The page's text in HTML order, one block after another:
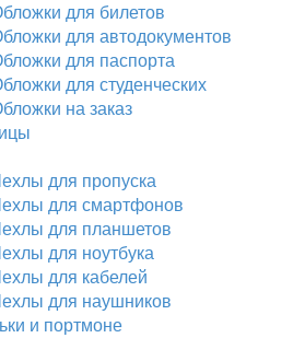
для билетов
для автодокументов
для паспорта
для студенческих
на заказ
для пропуска
для смартфонов
для планшетов
для ноутбука
для кабелей
для наушников
и портмоне